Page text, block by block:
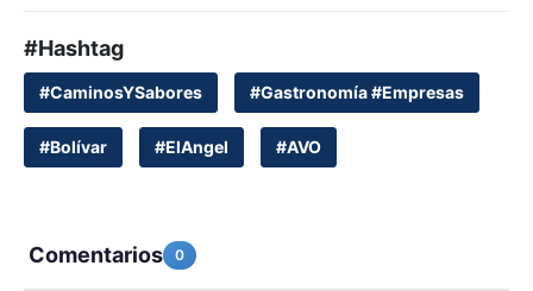
#Hashtag
#CaminosYSabores #Gastronomía #Empresas
#Bolívar #ElAngel #AVO
Comentarios 0